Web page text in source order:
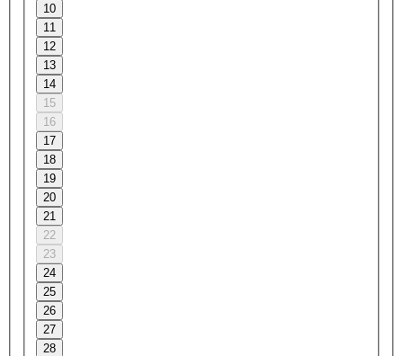
10
11
12
13
14
15
16
17
18
19
20
21
22
23
24
25
26
27
28